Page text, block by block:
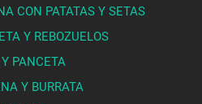
CON PATATAS Y SETAS
Y REBOZUELOS
PANCETA
Y BURRATA